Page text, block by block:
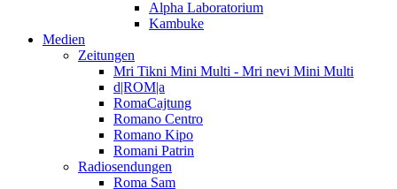
Alpha Laboratorium
Kambuke
Medien
Zeitungen
Mri Tikni Mini Multi - Mri nevi Mini Multi
d|ROM|a
RomaCajtung
Romano Centro
Romano Kipo
Romani Patrin
Radiosendungen
Roma Sam